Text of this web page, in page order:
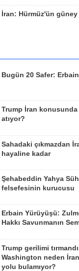
İran: Hürmüz'ün güney
Bugün 20 Safer:
Trump İran konusunda
atıyor?
Sahadaki çıkmazdan
hayaline kadar
Şehabeddin Yahya
felsefesinin kurucusu
Erbain Yürüyüşü:
Hakkı Savunmanın
Trump gerilimi
Washington neden
yolu bulamıyor?